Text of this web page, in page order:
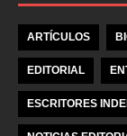
ARTÍCULOS
EDITORIAL
ESCRITORES